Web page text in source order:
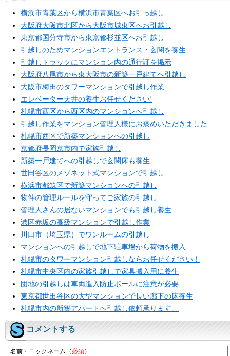
横浜市青葉区から横浜市青葉区へお引っ越し
大阪府大阪市北区から大阪市城東区へお引越し
東京都国分寺市から東京都杉並区へお引越し
引越しのためマンションエントランス・玄関を養生
引越しトラックにマンション内の通行証を掲示
大阪府八尾市から東大阪市の新築一戸建てへ引越し
大阪市梅田のタワーマンションで引越し作業
エレベーター天井の養生お任せください!
札幌市西区から西区内のマンションへ引越し
引越し作業をマンション管理人様にお褒めいただきました
札幌市西区で新築マンションへの引越し
京都府長岡京市内で家族引越し
新築一戸建てへの引越しで玄関床も養生
世田谷区のメゾネット式マンションで引越し
横浜市都筑区で新築マンションへの引越し
物件の管理ルールを守ってご家族の引越し
管理人さんの居ないマンションでも引越し養生
港区赤坂の高級マンションで引越し作業
川口市（埼玉県）でワンルームの引越し
マンションへの引越しで地下駐車場から荷物を搬入
札幌市のタワーマンション引越しならお任せください！
札幌市中央区内の家族引越しで家具搬入用に養生
団地の引越しは車両進入防止ポールに注意が必要
東京都世田谷区の大型マンションで長い廊下の床養生
札幌市内の新築アパートへ引越し依頼承ります。
コメントする
名前・ニックネーム（ 必須）